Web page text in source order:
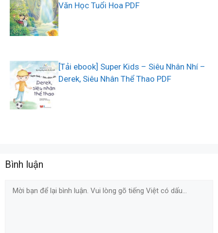
Văn Học Tuổi Hoa PDF
[Tải ebook] Super Kids – Siêu Nhân Nhí –
Derek, Siêu Nhân Thể Thao PDF
Bình luận
Comment